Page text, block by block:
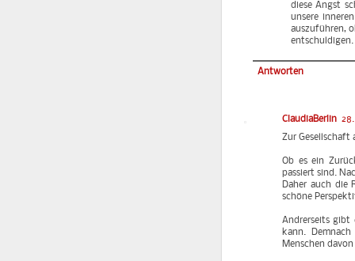
diese Angst
unsere
auszuführen,
entschuldigen.
Antworten
ClaudiaBerlin
Zur Gesellschaft
Ob es ein
passiert sind.
Daher auch die
schöne
Andrerseits gibt
kann.
Menschen